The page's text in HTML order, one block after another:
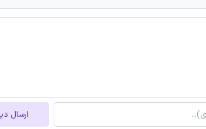
ارسال